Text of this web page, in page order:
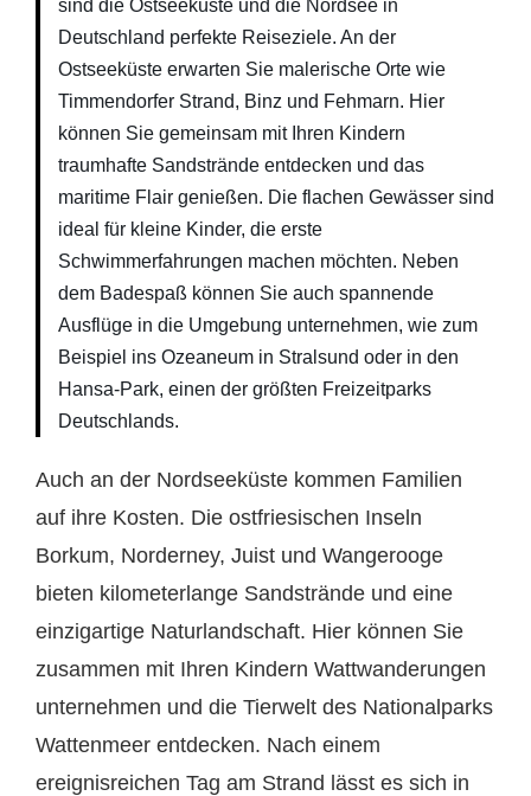
sind die Ostseeküste und die Nordsee in
Deutschland perfekte Reiseziele. An der
Ostseeküste erwarten Sie malerische Orte wie
Timmendorfer Strand, Binz und Fehmarn. Hier
können Sie gemeinsam mit Ihren Kindern
traumhafte Sandstrände entdecken und das
maritime Flair genießen. Die flachen Gewässer sind
ideal für kleine Kinder, die erste
Schwimmerfahrungen machen möchten. Neben
dem Badespaß können Sie auch spannende
Ausflüge in die Umgebung unternehmen, wie zum
Beispiel ins Ozeaneum in Stralsund oder in den
Hansa-Park, einen der größten Freizeitparks
Deutschlands.
Auch an der Nordseeküste kommen Familien
auf ihre Kosten. Die ostfriesischen Inseln
Borkum, Norderney, Juist und Wangerooge
bieten kilometerlange Sandstrände und eine
einzigartige Naturlandschaft. Hier können Sie
zusammen mit Ihren Kindern Wattwanderungen
unternehmen und die Tierwelt des Nationalparks
Wattenmeer entdecken. Nach einem
ereignisreichen Tag am Strand lässt es sich in